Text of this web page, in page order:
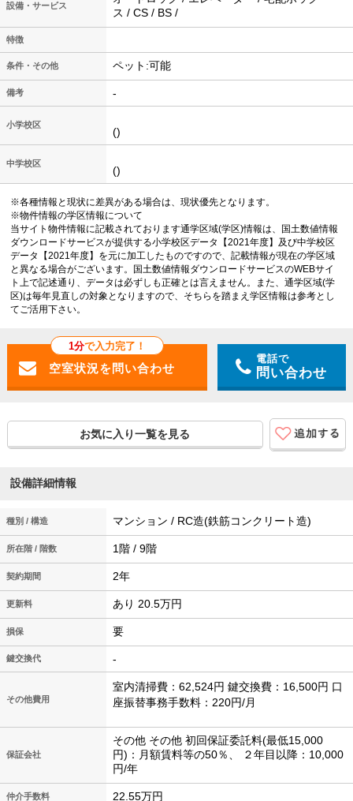
設備・サービス
ス / CS / BS /
特徴
条件・その他 ペット:可能
備考 -
小学校区
()
中学校区
()
※各種情報と現状に差異がある場合は、現状優先となります。
※物件情報の学区情報について
当サイト物件情報に記載されております通学区域(学区)情報は、国土数値情報
ダウンロードサービスが提供する小学校区データ【2021年度】及び中学校区
データ【2021年度】を元に加工したものですので、記載情報が現在の学区域
と異なる場合がございます。国土数値情報ダウンロードサービスのWEBサイ
ト上で記述通り、データは必ずしも正確とは言えません。また、通学区域(学
区)は毎年見直しの対象となりますので、そちらを踏まえ学区情報は参考とし
てご活用下さい。
1分で入力完了！
電話で
問い合わせ
お気に入り一覧を見る
設備詳細情報
種別 / 構造 マンション / RC造(鉄筋コンクリート造)
所在階 / 階数 1階 / 9階
契約期間 2年
更新料 あり 20.5万円
損保 要
鍵交換代 -
その他費用
室内清掃費：62,524円 鍵交換費：16,500円 口
座振替事務手数料：220円/月
保証会社
その他 その他 初回保証委託料(最低15,000
円)：月額賃料等の50％、 ２年目以降：10,000
円/年
仲介手数料 22.55万円